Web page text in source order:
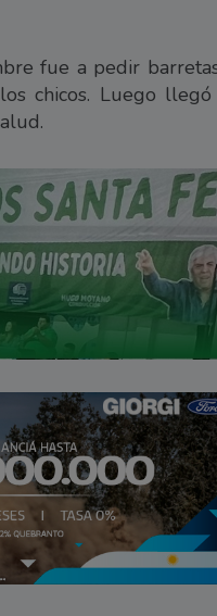
fue a pedir
chicos. Luego